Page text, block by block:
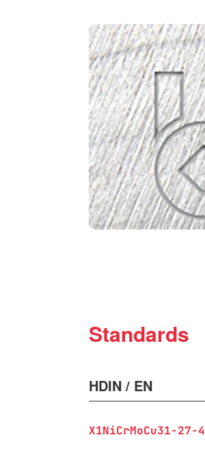
Standards
HDIN / EN
X1NiCrMoCu31-27-4